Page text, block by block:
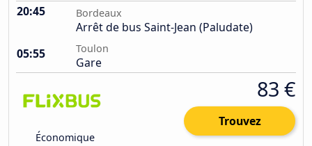
20:45 Bordeaux
Arrêt de bus Saint-Jean (Paludate)
05:55
Toulon
Gare
Économique
83 €
Trouvez